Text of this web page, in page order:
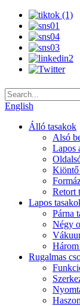
English
Álló tasakok
Alsó
Lapos
Kiöntő
Retort
Lapos
Párna
Négy
Három
Rugalmas
Haszon